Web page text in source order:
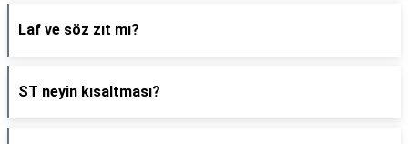
Laf ve söz zıt mı?
ST neyin kısaltması?